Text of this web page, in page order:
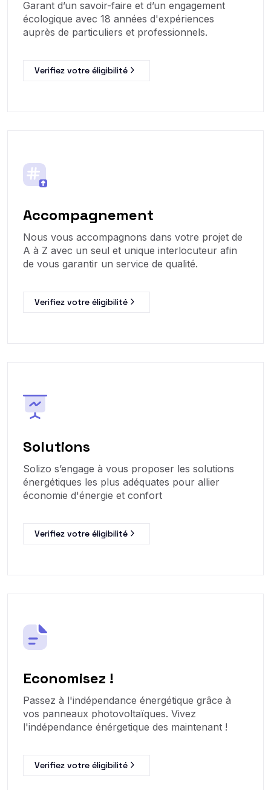
Garant d’un savoir-faire et d’un engagement
écologique avec 18 années d'expériences
auprès de particuliers et professionnels.
Verifiez votre éligibilité
Accompagnement
Nous vous accompagnons dans votre projet de
A à Z avec un seul et unique interlocuteur afin
de vous garantir un service de qualité.
Verifiez votre éligibilité
Solutions
Solizo s’engage à vous proposer les solutions
énergétiques les plus adéquates pour allier
économie d'énergie et confort
Verifiez votre éligibilité
Economisez !
Passez à l'indépendance énergétique grâce à
vos panneaux photovoltaïques. Vivez
l'indépendance énérgetique des maintenant !
Verifiez votre éligibilité